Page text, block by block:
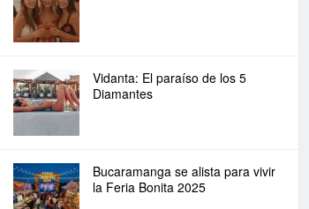
Vidanta: El paraíso de los 5
Diamantes
Bucaramanga se alista para vivir
la Feria Bonita 2025